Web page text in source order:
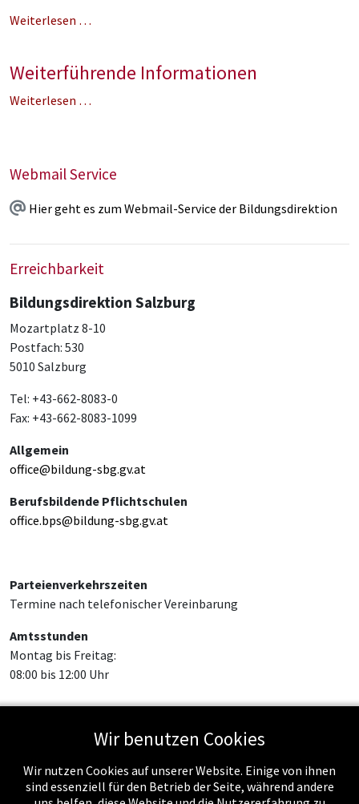
Weiterlesen …
Weiterführende Informationen
Weiterlesen …
Webmail Service
Hier geht es zum Webmail-Service der Bildungsdirektion
Erreichbarkeit
Bildungsdirektion Salzburg
Mozartplatz 8-10
Postfach: 530
5010 Salzburg
Tel: +43-662-8083-0
Fax: +43-662-8083-1099
Allgemein
office@bildung-sbg.gv.at
Berufsbildende Pflichtschulen
office.bps@bildung-sbg.gv.at
Parteienverkehrszeiten
Termine nach telefonischer Vereinbarung
Amtsstunden
Montag bis Freitag:
08:00 bis 12:00 Uhr
Feed-EinträgeWir benutzen Cookies
Wir nutzen Cookies auf unserer Website. Einige von ihnen
sind essenziell für den Betrieb der Seite, während andere